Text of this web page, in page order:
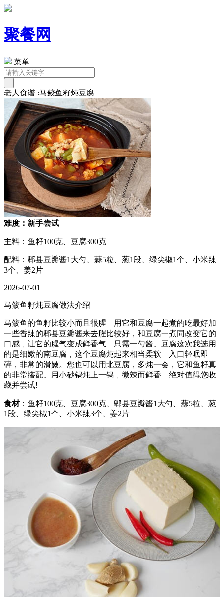
聚餐网
菜单
老人食谱 :马鲛鱼籽炖豆腐
难度：新手尝试
主料：鱼籽100克、豆腐300克
配料：郫县豆瓣酱1大勺、蒜5粒、葱1段、绿尖椒1个、小米辣
3个、姜2片
2026-07-01
马鲛鱼籽炖豆腐做法介绍
马鲛鱼的鱼籽比较小而且很腥，用它和豆腐一起煮的吃最好加
一些香辣的郫县豆瓣酱来去腥比较好，和豆腐一煮同改变它的
口感，让它的腥气变成鲜香气，只需一勺酱。豆腐这次我选用
的是细嫩的南豆腐，这个豆腐炖起来相当柔软，入口轻呡即
碎，非常的滑嫩。您也可以用北豆腐，多炖一会，它和鱼籽真
的非常搭配。用小砂锅炖上一锅，微辣而鲜香，绝对值得您收
藏并尝试!
食材：鱼籽100克、豆腐300克、郫县豆瓣酱1大勺、蒜5粒、葱
1段、绿尖椒1个、小米辣3个、姜2片